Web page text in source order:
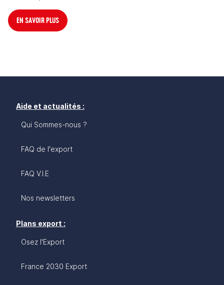
EN SAVOIR PLUS
Aide et actualités :
Qui Sommes-nous ?
FAQ de l'export
FAQ V.I.E
Nos newsletters
Plans export :
Osez l'Export
France 2030 Export